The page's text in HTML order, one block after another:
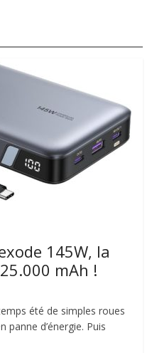
145W, la
mAh !
été de simples roues
d’énergie. Puis